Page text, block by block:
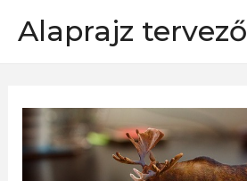
Alaprajz tervező